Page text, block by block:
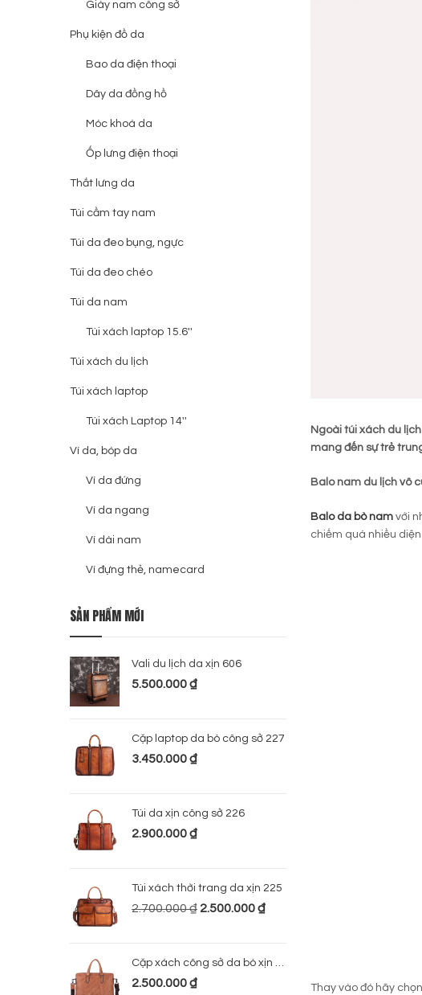
Ngoài túi xách du
mang đến sự trẻ
Balo nam du lịch vô
Balo da bò nam với
chiếm quá nhiều
Thay vào đó hãy
Giày nam công sở
Phụ kiện đồ da
Bao da điện thoại
Dây da đồng hồ
Móc khoá da
Ốp lưng điện thoại
Thắt lưng da
Túi cầm tay nam
Túi da đeo bụng, ngực
Túi da đeo chéo
Túi da nam
Túi xách laptop 15.6''
Túi xách du lịch
Túi xách laptop
Túi xách Laptop 14''
Ví da, bóp da
Ví da đứng
Ví da ngang
Ví dài nam
Ví đựng thẻ, namecard
SẢN PHẨM MỚI
Vali du lịch da xịn 606
5.500.000₫
Cặp laptop da bò công sở 227
3.450.000₫
Túi da xịn công sở 226
2.900.000₫
Túi xách thời trang da xịn 225
2.700.000₫ 2.500.000₫
Cặp xách công sở da bò xịn 224
2.500.000₫